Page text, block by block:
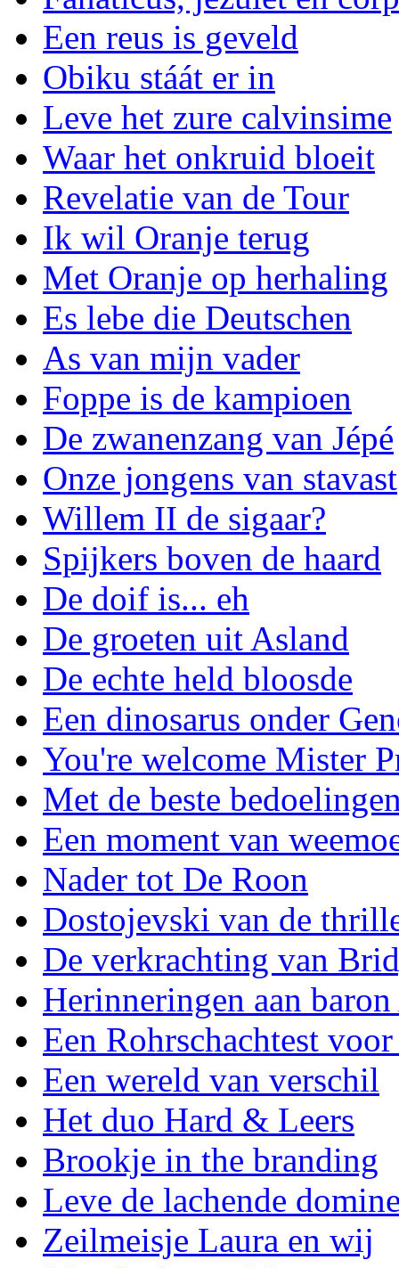
Een reus is geveld
Obiku stáát er in
Leve het zure calvinsime
Waar het onkruid bloeit
Revelatie van de Tour
Ik wil Oranje terug
Met Oranje op herhaling
Es lebe die Deutschen
As van mijn vader
Foppe is de kampioen
De zwanenzang van Jépé
Onze jongens van stavast
Willem II de sigaar?
Spijkers boven de haard
De doif is... eh
De groeten uit Asland
De echte held bloosde
Een dinosarus onder
You're welcome Mister
Met de beste
Een moment van
Nader tot De Roon
Dostojevski van de
De verkrachting van
Herinneringen aan
Een Rohrschachtest
Een wereld van verschil
Het duo Hard & Leers
Brookje in the branding
Leve de lachende
Zeilmeisje Laura en wij